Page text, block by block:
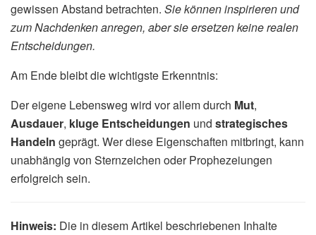
gewissen Abstand betrachten. Sie können inspirieren und
zum Nachdenken anregen, aber sie ersetzen keine realen
Entscheidungen.
Am Ende bleibt die wichtigste Erkenntnis:
Der eigene Lebensweg wird vor allem durch Mut,
Ausdauer, kluge Entscheidungen und strategisches
Handeln geprägt. Wer diese Eigenschaften mitbringt, kann
unabhängig von Sternzeichen oder Prophezeiungen
erfolgreich sein.
Hinweis: Die in diesem Artikel beschriebenen Inhalte